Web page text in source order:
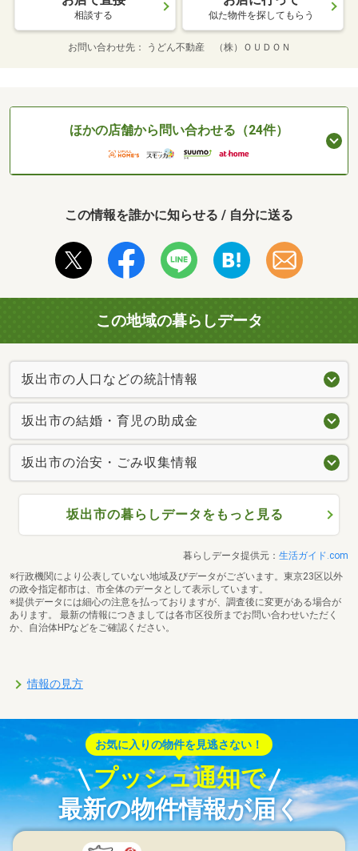
相談する 似た物件を探してもらう
お問い合わせ先 うどん不動産 （株）ＯＵＤＯＮ
ほかの店舗から問い合わせる（24件）
この情報を誰かに知らせる / 自分に送る
この地域の暮らしデータ
坂出市の人口などの統計情報
坂出市の結婚・育児の助成金
坂出市の治安・ごみ収集情報
坂出市の暮らしデータをもっと見る
暮らしデータ提供元： 生活ガイド.com
※行政機関により公表していない地域及びデータがございます。東京23区以外
の政令指定都市は、市全体のデータとして表示しています。
※提供データには細心の注意を払っておりますが、調査後に変更がある場合が
あります。 最新の情報につきましては各市区役所までお問い合わせいただく
か、自治体HPなどをご確認ください。
情報の見方
お気に入りの物件を見逃さない！
プッシュ通知で
最新の物件情報が届く